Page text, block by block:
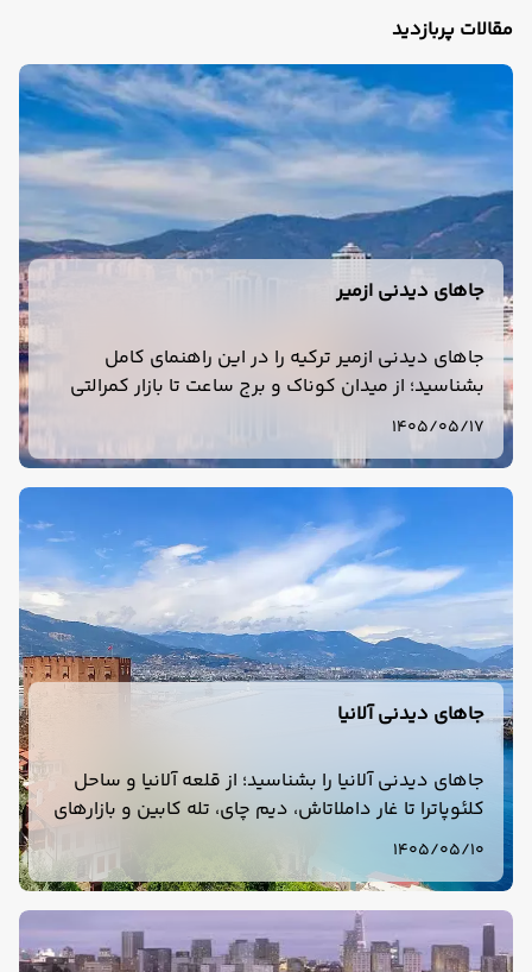
مقالات پربازدید
جاهای دیدنی ازمیر
جاهای دیدنی ازمیر ترکیه را در این راهنمای کامل
بشناسید؛ از میدان کوناک و برج ساعت تا بازار کمرالتی
پاموکاله و روستای شیرینجه از جاذبه های گردشگری
1405/05/17
جاهای دیدنی آلانیا
جاهای دیدنی آلانیا را بشناسید؛ از قلعه آلانیا و ساحل
کلئوپاترا تا غار داملاتاش، دیم چای، تله کابین و بازارهای
محلی. راهنمای کامل بازدید از جاذبه‌های آلانیا
1405/05/10